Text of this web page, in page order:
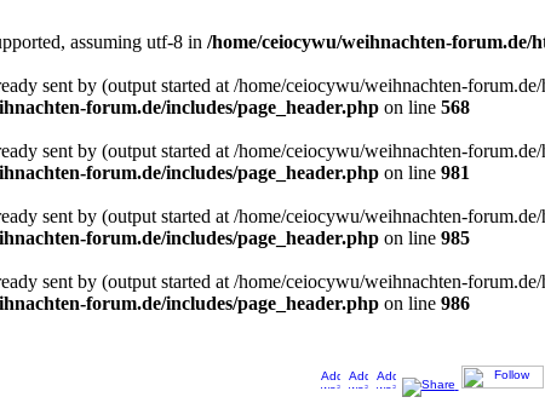
assuming utf-8 in /home/ceiocywu/weihnachten-
sent by (output started at /home/ceiocywu/weihnachten-
forum.de/includes/page_header.php on line 568
sent by (output started at /home/ceiocywu/weihnachten-
forum.de/includes/page_header.php on line 981
sent by (output started at /home/ceiocywu/weihnachten-
forum.de/includes/page_header.php on line 985
sent by (output started at /home/ceiocywu/weihnachten-
forum.de/includes/page_header.php on line 986